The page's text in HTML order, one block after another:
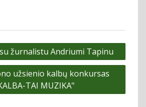
žurnalistu Andriumi Tapinu
užsienio kalbų konkursas
TAI MUZIKA"